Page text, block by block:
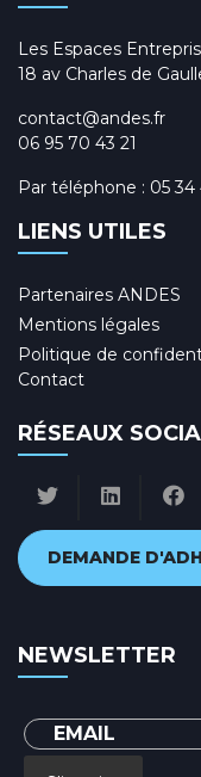
Les Espaces
18 av Charles de
contact@andes.fr
06 95 70 43 21
Par téléphone : 05 34
LIENS UTILES
Partenaires ANDES
Mentions légales
Politique de
Contact
RÉSEAUX
DEMANDE
NEWSLETTER